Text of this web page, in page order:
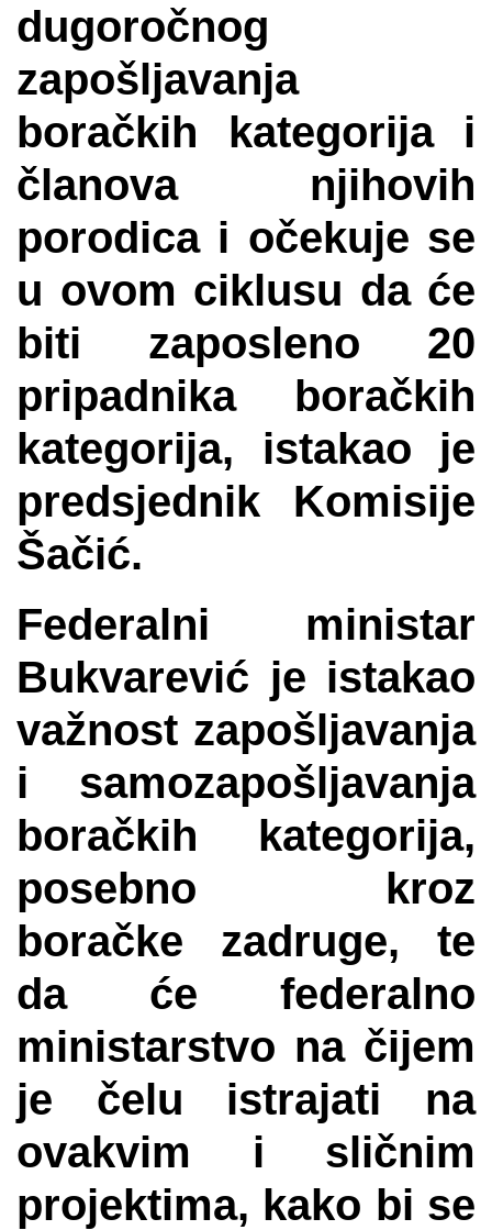
dugoročnog
zapošljavanja
boračkih kategorija i
članova njihovih
porodica i očekuje se
u ovom ciklusu da će
biti zaposleno 20
pripadnika boračkih
kategorija, istakao je
predsjednik Komisije
Šačić.
Federalni ministar
Bukvarević je istakao
važnost zapošljavanja
i samozapošljavanja
boračkih kategorija,
posebno kroz
boračke zadruge, te
da će federalno
ministarstvo na čijem
je čelu istrajati na
ovakvim i sličnim
projektima, kako bi se